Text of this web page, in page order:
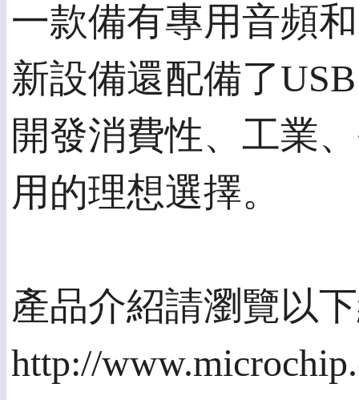
一款備有專用音頻
新設備還配備了
開發消費性、工業
用的理想選擇。
產品介紹請瀏覽以
http://